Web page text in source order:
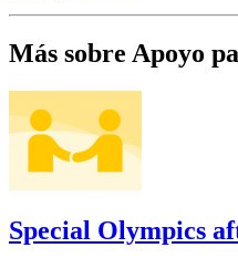
Más sobre Apoyo
Special Olympics